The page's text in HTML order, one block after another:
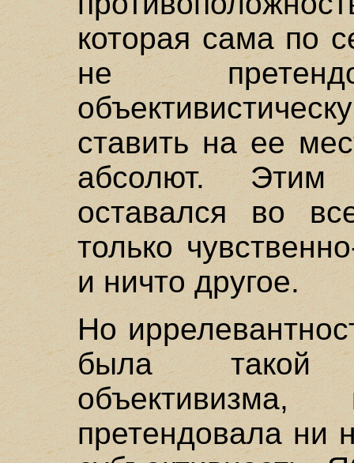
которая сама по
не
ставить на ее
абсолют.
оставался во
только
и ничто другое.
Но
была такой
претендовала ни